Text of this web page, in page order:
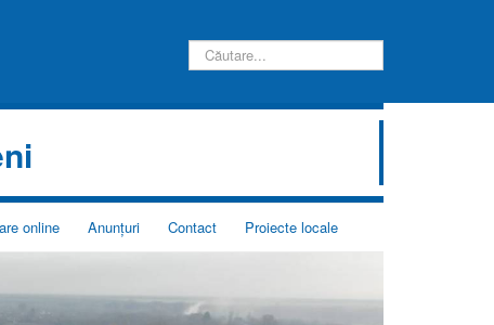
Introduceți
căutarea
online Anunţuri Contact Proiecte locale